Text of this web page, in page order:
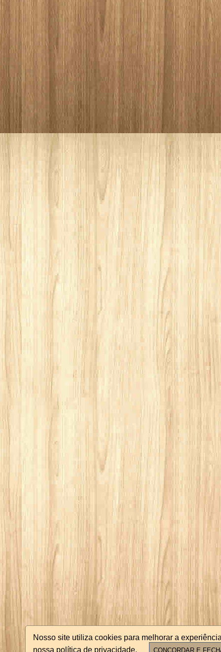
Nosso site utiliza cookies para melhorar a
nossa política de privacidade.